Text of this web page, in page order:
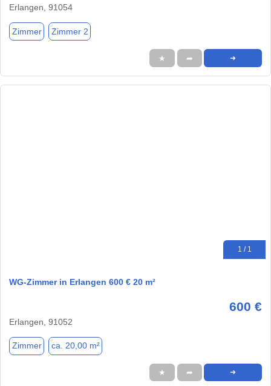
Erlangen, 91054
Zimmer Zimmer 2
★ ➦ ➜
1 / 1
WG-Zimmer in Erlangen 600 € 20 m²
600 €
Erlangen, 91052
Zimmer ca. 20,00 m²
★ ➦ ➜